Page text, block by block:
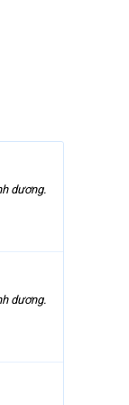
dương.
dương.